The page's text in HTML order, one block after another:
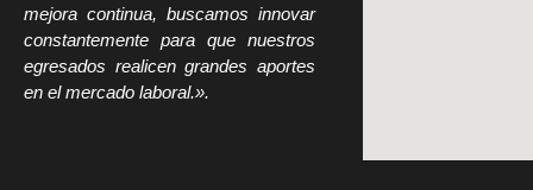
mejora continua, buscamos innovar
constantemente para que nuestros
egresados realicen grandes aportes
en el mercado laboral.».